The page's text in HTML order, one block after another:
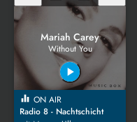
Mariah Carey
Without You
play_arrow
equalizer ON AIR
Radio 8 - Nachtschicht